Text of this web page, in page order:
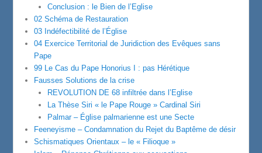
Conclusion : le Bien de l’Eglise
02 Schéma de Restauration
03 Indéfectibilité de l’Église
04 Exercice Territorial de Juridiction des Evêques sans
Pape
99 Le Cas du Pape Honorius I : pas Hérétique
Fausses Solutions de la crise
REVOLUTION DE 68 infiltrée dans l’Eglise
La Thèse Siri « le Pape Rouge » Cardinal Siri
Palmar – Église palmarienne est une Secte
Feeneyisme – Condamnation du Rejet du Baptême de désir
Schismatiques Orientaux – le « Filioque »